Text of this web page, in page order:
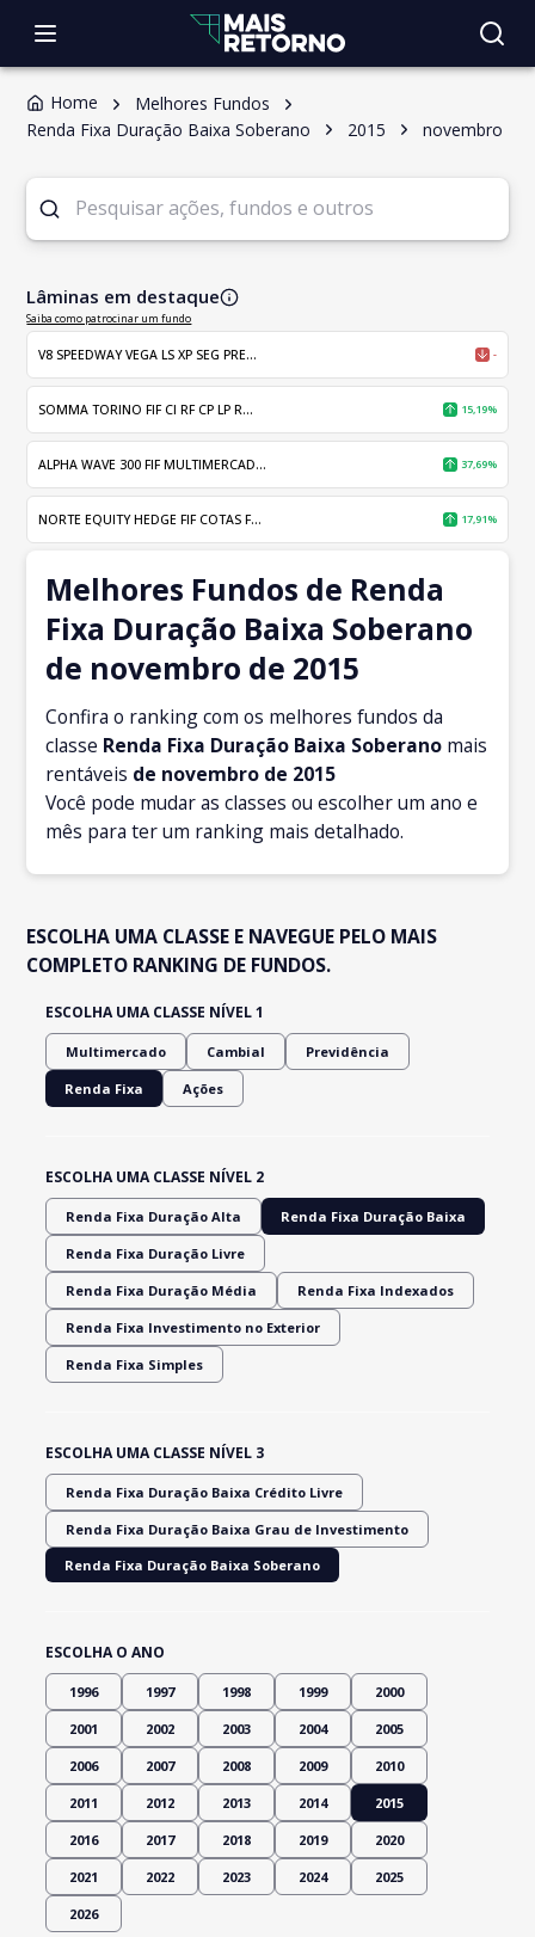
Home
Melhores Fundos
Renda Fixa Duração Baixa Soberano
2015 novembro
Lâminas em destaque
Saiba como patrocinar um fundo
V8 SPEEDWAY VEGA LS XP SEG PRE... -
SOMMA TORINO FIF CI RF CP LP R... 15,19%
ALPHA WAVE 300 FIF MULTIMERCAD... 37,69%
NORTE EQUITY HEDGE FIF COTAS F... 17,91%
Melhores Fundos de Renda
Fixa Duração Baixa Soberano
de novembro de 2015
Confira o ranking com os melhores fundos da
classe Renda Fixa Duração Baixa Soberano mais
rentáveis de novembro de 2015
Você pode mudar as classes ou escolher um ano e
mês para ter um ranking mais detalhado.
ESCOLHA UMA CLASSE E NAVEGUE PELO MAIS
COMPLETO RANKING DE FUNDOS.
ESCOLHA UMA CLASSE NÍVEL 1
Multimercado Cambial Previdência
Renda Fixa Ações
ESCOLHA UMA CLASSE NÍVEL 2
Renda Fixa Duração Alta Renda Fixa Duração Baixa
Renda Fixa Duração Livre
Renda Fixa Duração Média Renda Fixa Indexados
Renda Fixa Investimento no Exterior
Renda Fixa Simples
ESCOLHA UMA CLASSE NÍVEL 3
Renda Fixa Duração Baixa Crédito Livre
Renda Fixa Duração Baixa Grau de Investimento
Renda Fixa Duração Baixa Soberano
ESCOLHA O ANO
1996 1997 1998 1999 2000
2001 2002 2003 2004 2005
2006 2007 2008 2009 2010
2011 2012 2013 2014 2015
2016 2017 2018 2019 2020
2021 2022 2023 2024 2025
2026